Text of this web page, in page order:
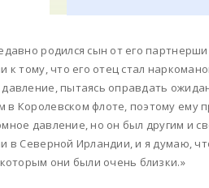
родился сын от его
к тому, что его отец стал
пытаясь оправдать
в Королевском флоте, поэтому
давление, но он был другим и
в Северной Ирландии, и я думаю,
они были очень близки.»